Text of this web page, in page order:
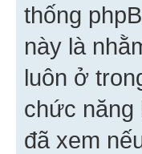
thống
này là
luôn ở
chức năng
đã xem